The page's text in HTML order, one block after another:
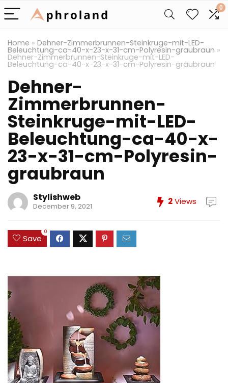
0
Home » Dehner-Zimmerbrunnen-Steinkruge-mit-LED-
Beleuchtung-ca-40-x-23-x-31-cm-Polyresin-graubraun »
Dehner-Zimmerbrunnen-Steinkruge-mit-LED-
Beleuchtung-ca-40-x-23-x-31-cm-Polyresin-graubraun
Dehner-
Zimmerbrunnen-
Steinkruge-mit-LED-
Beleuchtung-ca-40-x-
23-x-31-cm-Polyresin-
graubraun
Stylishweb
December 9, 2021 2Views
Save
0